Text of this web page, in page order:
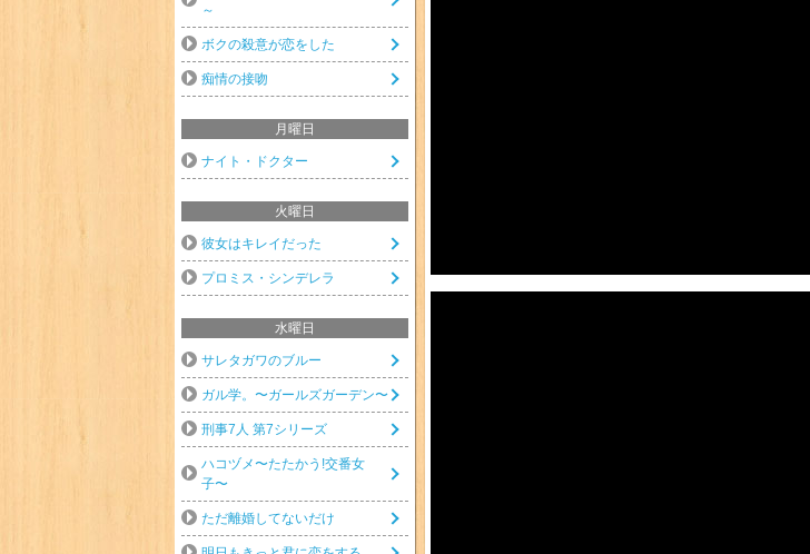
～
ボクの殺意が恋をした
痴情の接吻
月曜日
ナイト・ドクター
火曜日
彼女はキレイだった
プロミス・シンデレラ
水曜日
サレタガワのブルー
ガル学。〜ガールズガーデン〜
刑事7人 第7シリーズ
ハコヅメ〜たたかう!交番女
子〜
ただ離婚してないだけ